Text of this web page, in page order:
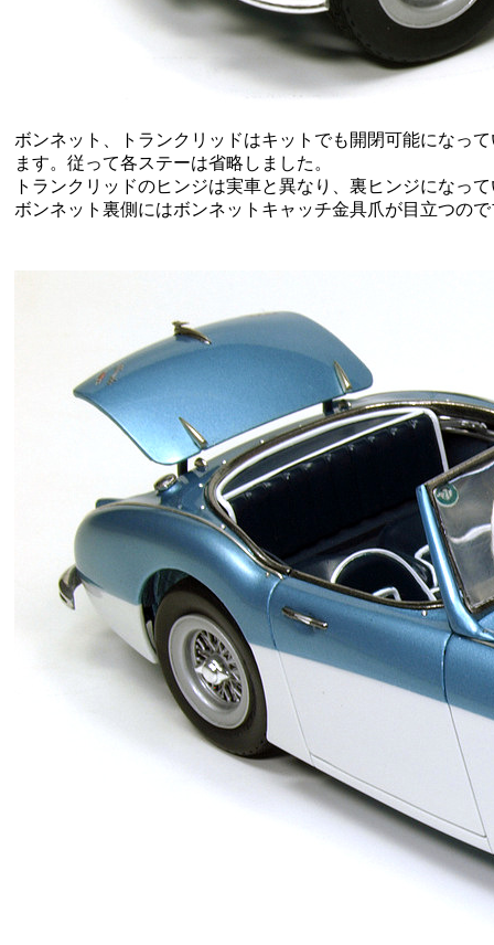
ボンネット、トランクリッドはキットでも開閉可能になっ
ます。従って各ステーは省略しました。
トランクリッドのヒンジは実車と異なり、裏ヒンジになっ
ボンネット裏側にはボンネットキャッチ金具爪が目立つの